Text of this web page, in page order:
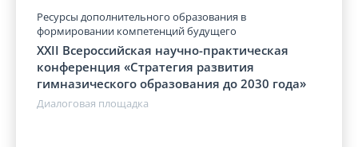
Ресурсы дополнительного образования в
формировании компетенций будущего
XXII Всероссийская научно-практическая
конференция «Стратегия развития
гимназического образования до 2030 года»
Диалоговая площадка